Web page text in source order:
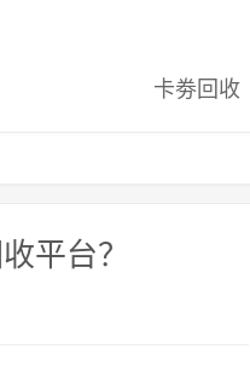
卡劵回收
平台？